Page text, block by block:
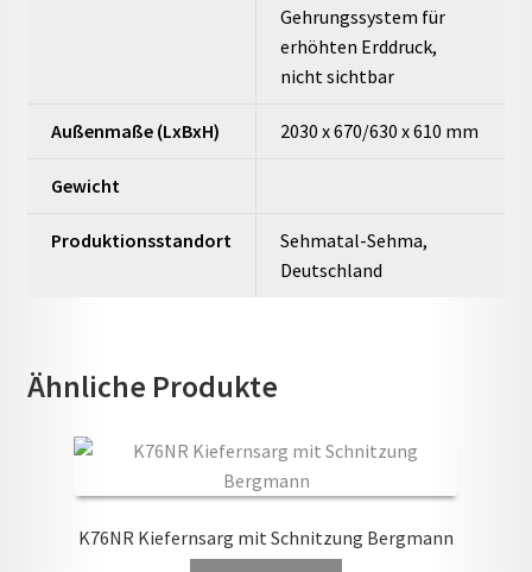
Gehrungssystem für
erhöhten Erddruck,
nicht sichtbar
Außenmaße (LxBxH) 2030 x 670/630 x 610 mm
Gewicht
Produktionsstandort
Sehmatal-Sehma,
Deutschland
Ähnliche Produkte
K76NR Kiefernsarg mit Schnitzung Bergmann